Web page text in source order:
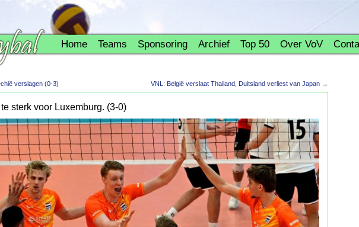
Home Teams Sponsoring Archief Top 50 Over VoV
verslagen (0-3) VNL: België verslaat Thailand, Duitsland verliest van Japan →
sterk voor Luxemburg. (3-0)